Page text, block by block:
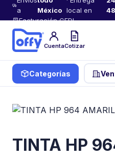
a
México local en
Facturación CFDI
CuentaCotizar
Categorías
TINTA HP